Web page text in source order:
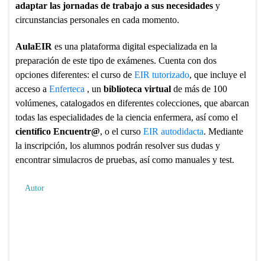
adaptar las jornadas de trabajo a sus necesidadesy
circunstancias personales en cada momento.
AulaEIR es una plataforma digital especializada en la
preparación de este tipo de exámenes. Cuenta con dos
opciones diferentes: el curso de EIR tutorizado, que incluye el
acceso a Enferteca , un biblioteca virtualde más de 100
volúmenes, catalogados en diferentes colecciones, que abarcan
todas las especialidades de la ciencia enfermera, así como el
científico Encuentr@, o el curso EIR autodidacta. Mediante
la inscripción, los alumnos podrán resolver sus dudas y
encontrar simulacros de pruebas, así como manuales y test.
Autor